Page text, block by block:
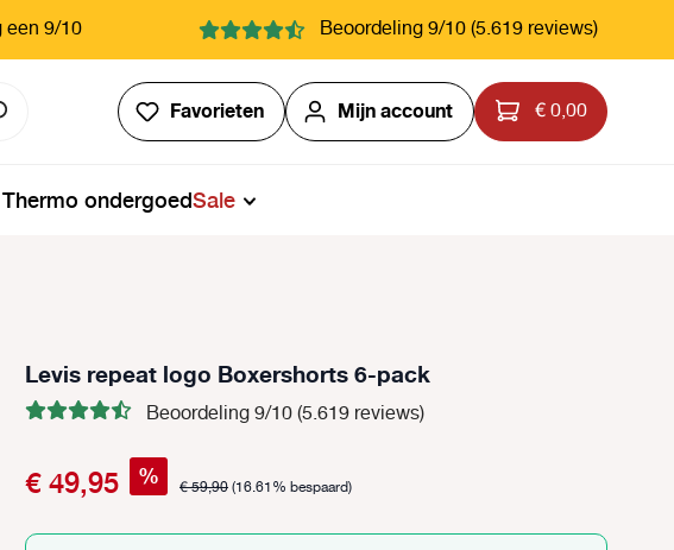
een 9/10 Beoordeling 9/10 (5.619 reviews)
Favorieten Je hebt 0 items op je verlanglijstje
Mijn account € 0,00
Thermo ondergoedSale
Levis repeat logo Boxershorts 6-pack
Beoordeling 9/10 (5.619 reviews)
€ 49,95 % € 59,90(16.61% bespaard)